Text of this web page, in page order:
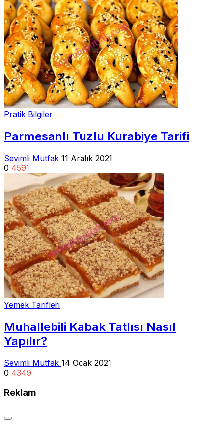
Pratik Bilgiler
Parmesanlı Tuzlu Kurabiye Tarifi
Sevimli Mutfak 11 Aralık 2021
0 4591
Yemek Tarifleri
Muhallebili Kabak Tatlısı Nasıl
Yapılır?
Sevimli Mutfak 14 Ocak 2021
0 4349
Reklam